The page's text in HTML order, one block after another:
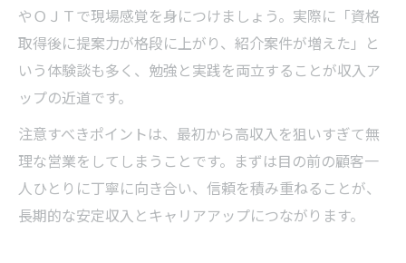
やＯＪＴで現場感覚を身につけましょう。実際に「資格
取得後に提案力が格段に上がり、紹介案件が増えた」と
いう体験談も多く、勉強と実践を両立することが収入ア
ップの近道です。
注意すべきポイントは、最初から高収入を狙いすぎて無
理な営業をしてしまうことです。まずは目の前の顧客一
人ひとりに丁寧に向き合い、信頼を積み重ねることが、
長期的な安定収入とキャリアアップにつながります。